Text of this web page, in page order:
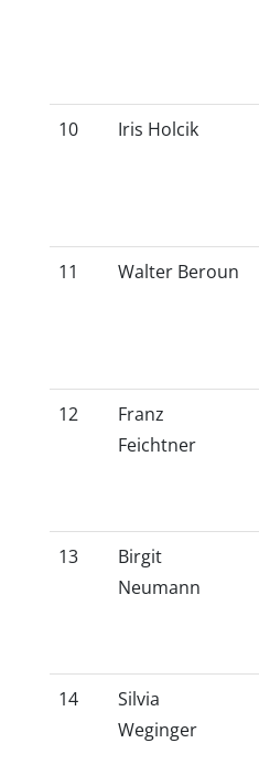
10 Iris Holcik
11 Walter Beroun
12
Franz
Feichtner
13
Birgit
Neumann
14
Silvia
Weginger